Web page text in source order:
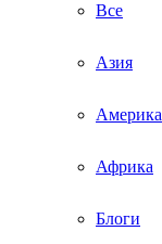
Все
Азия
Америка
Африка
Блоги